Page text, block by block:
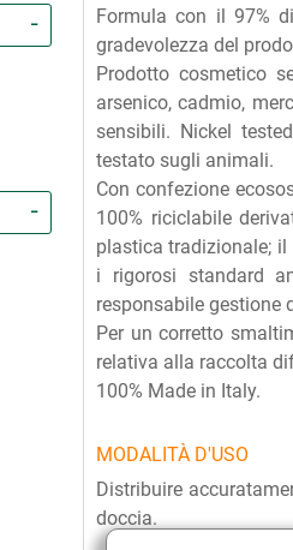
Formula con il 97%
gradevolezza del
Prodotto cosmetico
arsenico, cadmio,
sensibili. Nickel
testato sugli animali.
Con confezione
100% riciclabile
plastica tradizionale; il
i rigorosi standard
responsabile gestione
Per un corretto
relativa alla raccolta
100% Made in Italy.
MODALITÀ D'USO
Distribuire
doccia.